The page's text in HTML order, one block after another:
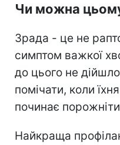
Чи можна
Зрада - це не
симптом важкої
до цього не
помічати, коли
починає
Найкраща